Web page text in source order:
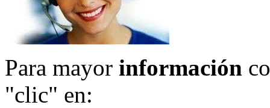
Para mayor información
"clic" en: